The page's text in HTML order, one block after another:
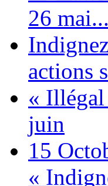
26 mai...
actions
« Illégal
juin
15
«